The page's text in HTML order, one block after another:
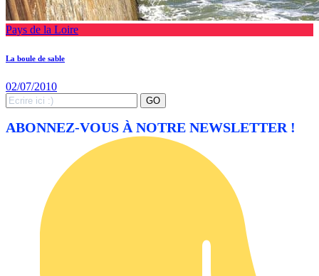
Pays de la Loire
La boule de sable
02/07/2010
Search
for:
GO
ABONNEZ-VOUS À NOTRE NEWSLETTER !